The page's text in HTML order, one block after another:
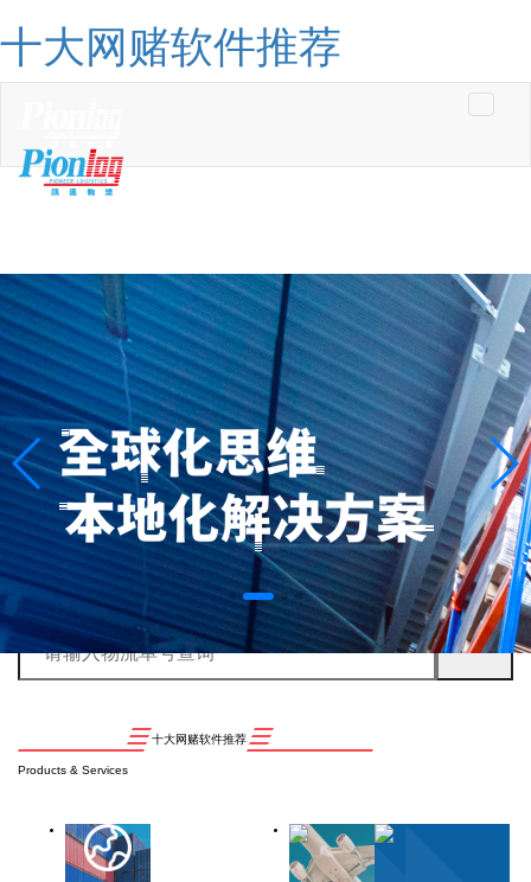
十大网赌软件推荐
十大网赌软件推荐
Products & Services